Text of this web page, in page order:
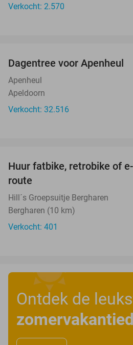
Verkocht: 2.570
Dagentree voor Apenheul
Apenheul
Apeldoorn
Verkocht: 32.516
Huur fatbike, retrobike of
route
Hill´s Groepsuitje Bergharen
Bergharen (10 km)
Verkocht: 401
Ontdek de